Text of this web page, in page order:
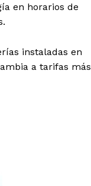
en horarios de
instaladas en
a tarifas más